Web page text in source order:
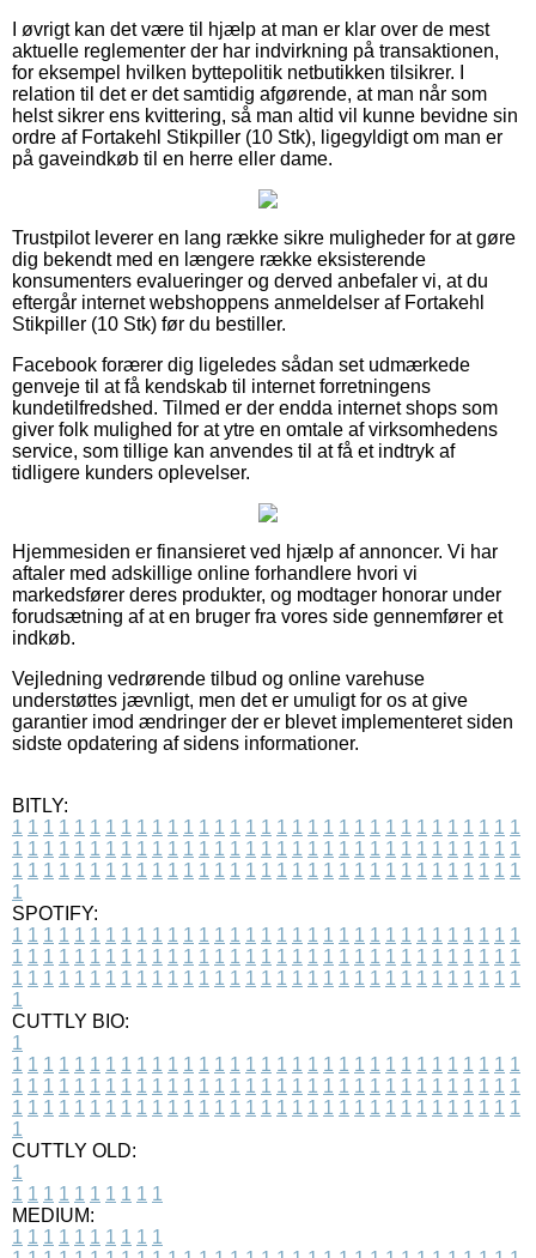
I øvrigt kan det være til hjælp at man er klar over de mest
aktuelle reglementer der har indvirkning på transaktionen,
for eksempel hvilken byttepolitik netbutikken tilsikrer. I
relation til det er det samtidig afgørende, at man når som
helst sikrer ens kvittering, så man altid vil kunne bevidne sin
ordre af Fortakehl Stikpiller (10 Stk), ligegyldigt om man er
på gaveindkøb til en herre eller dame.
Trustpilot leverer en lang række sikre muligheder for at gøre
dig bekendt med en længere række eksisterende
konsumenters evalueringer og derved anbefaler vi, at du
eftergår internet webshoppens anmeldelser af Fortakehl
Stikpiller (10 Stk) før du bestiller.
Facebook forærer dig ligeledes sådan set udmærkede
genveje til at få kendskab til internet forretningens
kundetilfredshed. Tilmed er der endda internet shops som
giver folk mulighed for at ytre en omtale af virksomhedens
service, som tillige kan anvendes til at få et indtryk af
tidligere kunders oplevelser.
Hjemmesiden er finansieret ved hjælp af annoncer. Vi har
aftaler med adskillige online forhandlere hvori vi
markedsfører deres produkter, og modtager honorar under
forudsætning af at en bruger fra vores side gennemfører et
indkøb.
Vejledning vedrørende tilbud og online varehuse
understøttes jævnligt, men det er umuligt for os at give
garantier imod ændringer der er blevet implementeret siden
sidste opdatering af sidens informationer.
BITLY:
1 1 1 1 1 1 1 1 1 1 1 1 1 1 1 1 1 1 1 1 1 1 1 1 1 1 1 1 1 1 1 1 1
1 1 1 1 1 1 1 1 1 1 1 1 1 1 1 1 1 1 1 1 1 1 1 1 1 1 1 1 1 1 1 1 1
1 1 1 1 1 1 1 1 1 1 1 1 1 1 1 1 1 1 1 1 1 1 1 1 1 1 1 1 1 1 1 1 1
1
SPOTIFY:
1 1 1 1 1 1 1 1 1 1 1 1 1 1 1 1 1 1 1 1 1 1 1 1 1 1 1 1 1 1 1 1 1
1 1 1 1 1 1 1 1 1 1 1 1 1 1 1 1 1 1 1 1 1 1 1 1 1 1 1 1 1 1 1 1 1
1 1 1 1 1 1 1 1 1 1 1 1 1 1 1 1 1 1 1 1 1 1 1 1 1 1 1 1 1 1 1 1 1
1
CUTTLY BIO:
1
1 1 1 1 1 1 1 1 1 1 1 1 1 1 1 1 1 1 1 1 1 1 1 1 1 1 1 1 1 1 1 1 1
1 1 1 1 1 1 1 1 1 1 1 1 1 1 1 1 1 1 1 1 1 1 1 1 1 1 1 1 1 1 1 1 1
1 1 1 1 1 1 1 1 1 1 1 1 1 1 1 1 1 1 1 1 1 1 1 1 1 1 1 1 1 1 1 1 1
1
CUTTLY OLD:
1
1 1 1 1 1 1 1 1 1 1
MEDIUM:
1 1 1 1 1 1 1 1 1 1